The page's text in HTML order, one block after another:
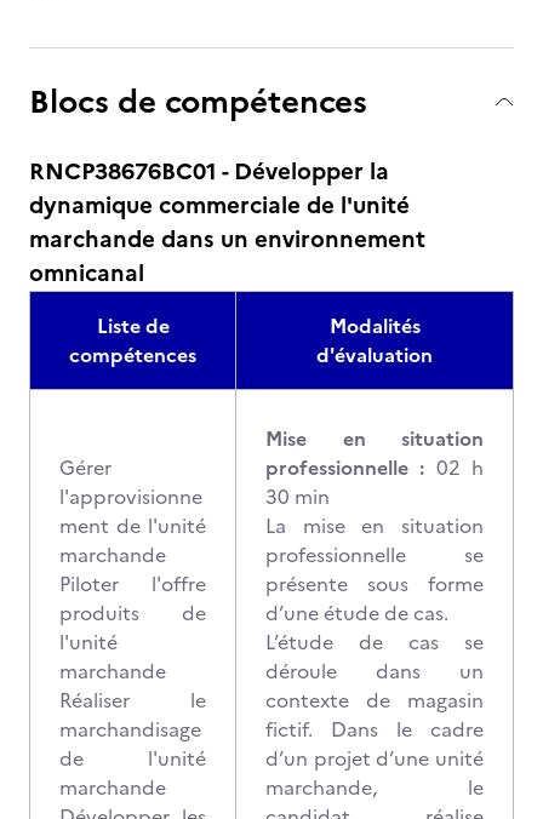
Blocs de compétences
RNCP38676BC01 - Développer la
dynamique commerciale de l'unité
marchande dans un environnement
omnicanal
Liste de
compétences
Modalités
d'évaluation
Gérer
l'approvisionne
ment de l'unité
marchande
Piloter l'offre
produits de
l'unité
marchande
Réaliser le
marchandisage
de l'unité
marchande
Mise en situation
professionnelle : 02 h
30 min
La mise en situation
professionnelle se
présente sous forme
d’une étude de cas.
L’étude de cas se
déroule dans un
contexte de magasin
fictif. Dans le cadre
d’un projet d’une unité
marchande, le